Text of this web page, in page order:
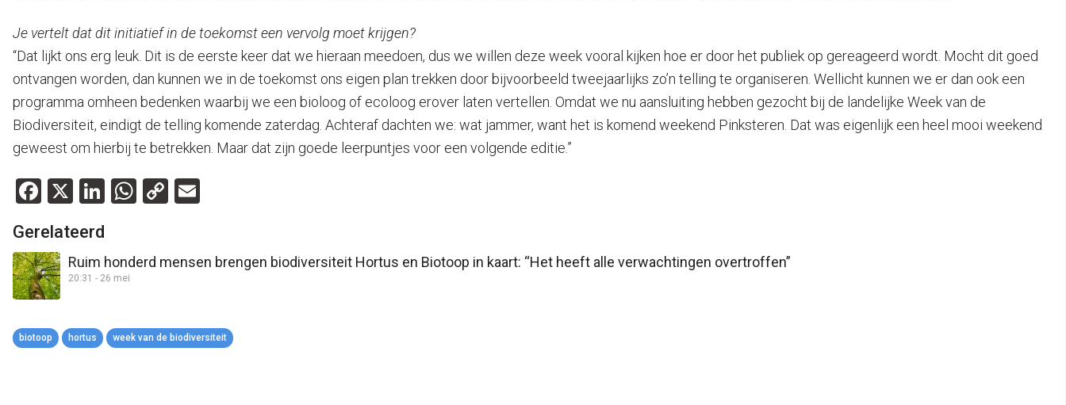
Je vertelt dat dit initiatief in de toekomst een vervolg moet krijgen?
“Dat lijkt ons erg leuk. Dit is de eerste keer dat we hieraan meedoen, dus we willen deze week vooral kijken hoe er door het publiek op gereageerd wordt. Mocht dit goed
ontvangen worden, dan kunnen we in de toekomst ons eigen plan trekken door bijvoorbeeld tweejaarlijks zo’n telling te organiseren. Wellicht kunnen we er dan ook een
programma omheen bedenken waarbij we een bioloog of ecoloog erover laten vertellen. Omdat we nu aansluiting hebben gezocht bij de landelijke Week van de
Biodiversiteit, eindigt de telling komende zaterdag. Achteraf dachten we: wat jammer, want het is komend weekend Pinksteren. Dat was eigenlijk een heel mooi weekend
geweest om hierbij te betrekken. Maar dat zijn goede leerpuntjes voor een volgende editie.”
Facebook
X LinkedIn
WhatsApp
Copy
Gerelateerd
Ruim honderd mensen brengen biodiversiteit Hortus en Biotoop in kaart: “Het heeft alle verwachtingen overtroffen”
20:31 - 26 mei
biotoop hortus week van de biodiversiteit